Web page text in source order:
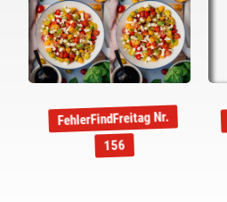
FehlerFindFreitag Nr.
156